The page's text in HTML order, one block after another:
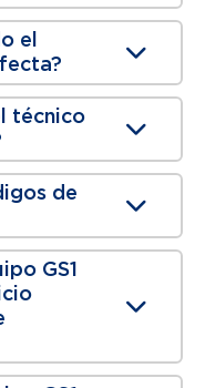
el
técnico
de
GS1